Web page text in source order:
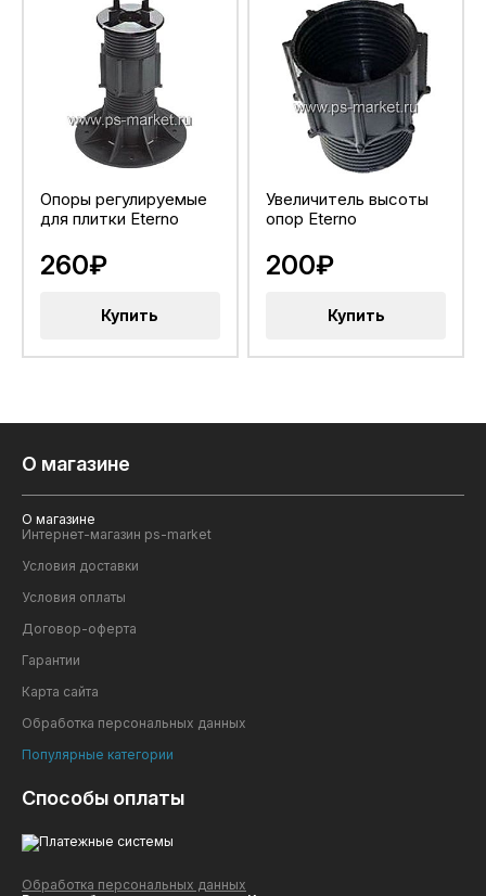
Опоры регулируемые
для плитки Eterno
260₽
Купить
Увеличитель высоты
опор Eterno
200₽
Купить
О магазине
О магазине
Интернет-магазин ps-market
Условия доставки
Условия оплаты
Договор-оферта
Гарантии
Карта сайта
Обработка персональных данных
Популярные категории
Способы оплаты
Обработка персональных данных